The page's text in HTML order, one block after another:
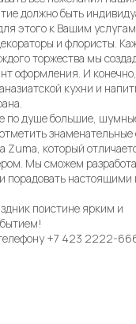
должно быть
этого к Вашим услугам
и флористы.
торжества мы
оформления. И
кухни и
по душе большие,
знаменательные
Zuma, который
Мы сможем
порадовать
поистине ярким и
+7 423 2222-